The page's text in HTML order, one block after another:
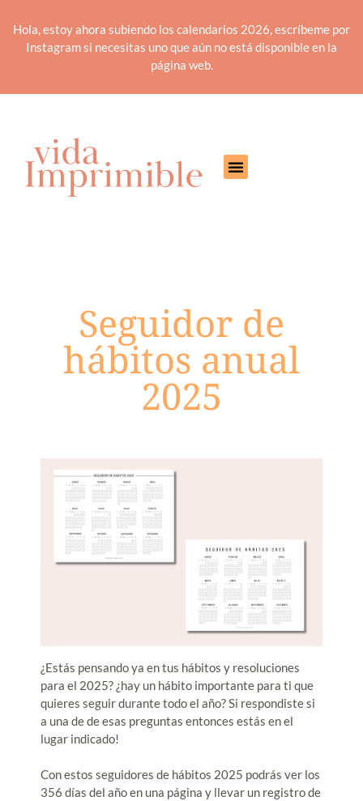
Hola, estoy ahora subiendo los calendarios 2026, escríbeme por
Instagram si necesitas uno que aún no está disponible en la
página web.
Seguidor de
hábitos anual
2025
¿Estás pensando ya en tus hábitos y resoluciones
para el 2025? ¿hay un hábito importante para ti que
quieres seguir durante todo el año? Si respondiste si
a una de de esas preguntas entonces estás en el
lugar indicado!
Con estos seguidores de hábitos 2025 podrás ver los
356 días del año en una página y llevar un registro de